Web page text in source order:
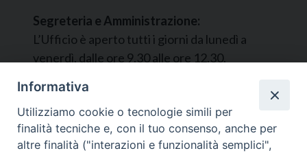
Segreteria e Amministrazione:
L’Ufficio è aperto tutti i giorni da lunedì a
venerdì, dalle ore 9.30 alle ore 12.30.
mail:ufficiocaritas@diocesimessina.it
Seguici su
Informativa
Utilizziamo cookie o tecnologie simili per
finalità tecniche e, con il tuo consenso, anche per
altre finalità ("interazioni e funzionalità semplici",